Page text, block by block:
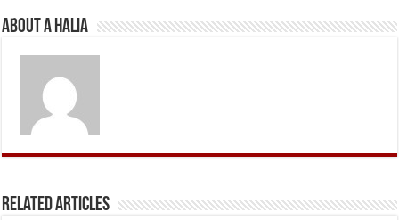
About A Halia
Related Articles